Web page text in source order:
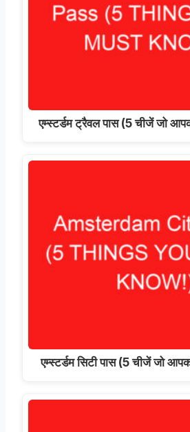
एम्स्टर्डम ट्रैवल पास (5 चीजें जो
एम्स्टर्डम सिटी पास (5 चीजें जो